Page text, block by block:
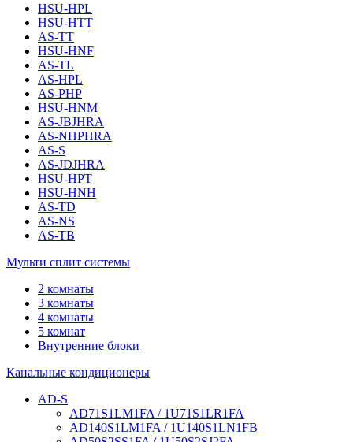
HSU-HPL
HSU-HTT
AS-TT
HSU-HNF
AS-TL
AS-HPL
AS-PHP
HSU-HNM
AS-JBJHRA
AS-NHPHRA
AS-S
AS-JDJHRA
HSU-HPT
HSU-HNH
AS-TD
AS-NS
AS-TB
Мульти сплит системы
2 комнаты
3 комнаты
4 комнаты
5 комнат
Внутренние блоки
Канальные кондиционеры
AD-S
AD71S1LM1FA / 1U71S1LR1FA
AD140S1LM1FA / 1U140S1LN1FB